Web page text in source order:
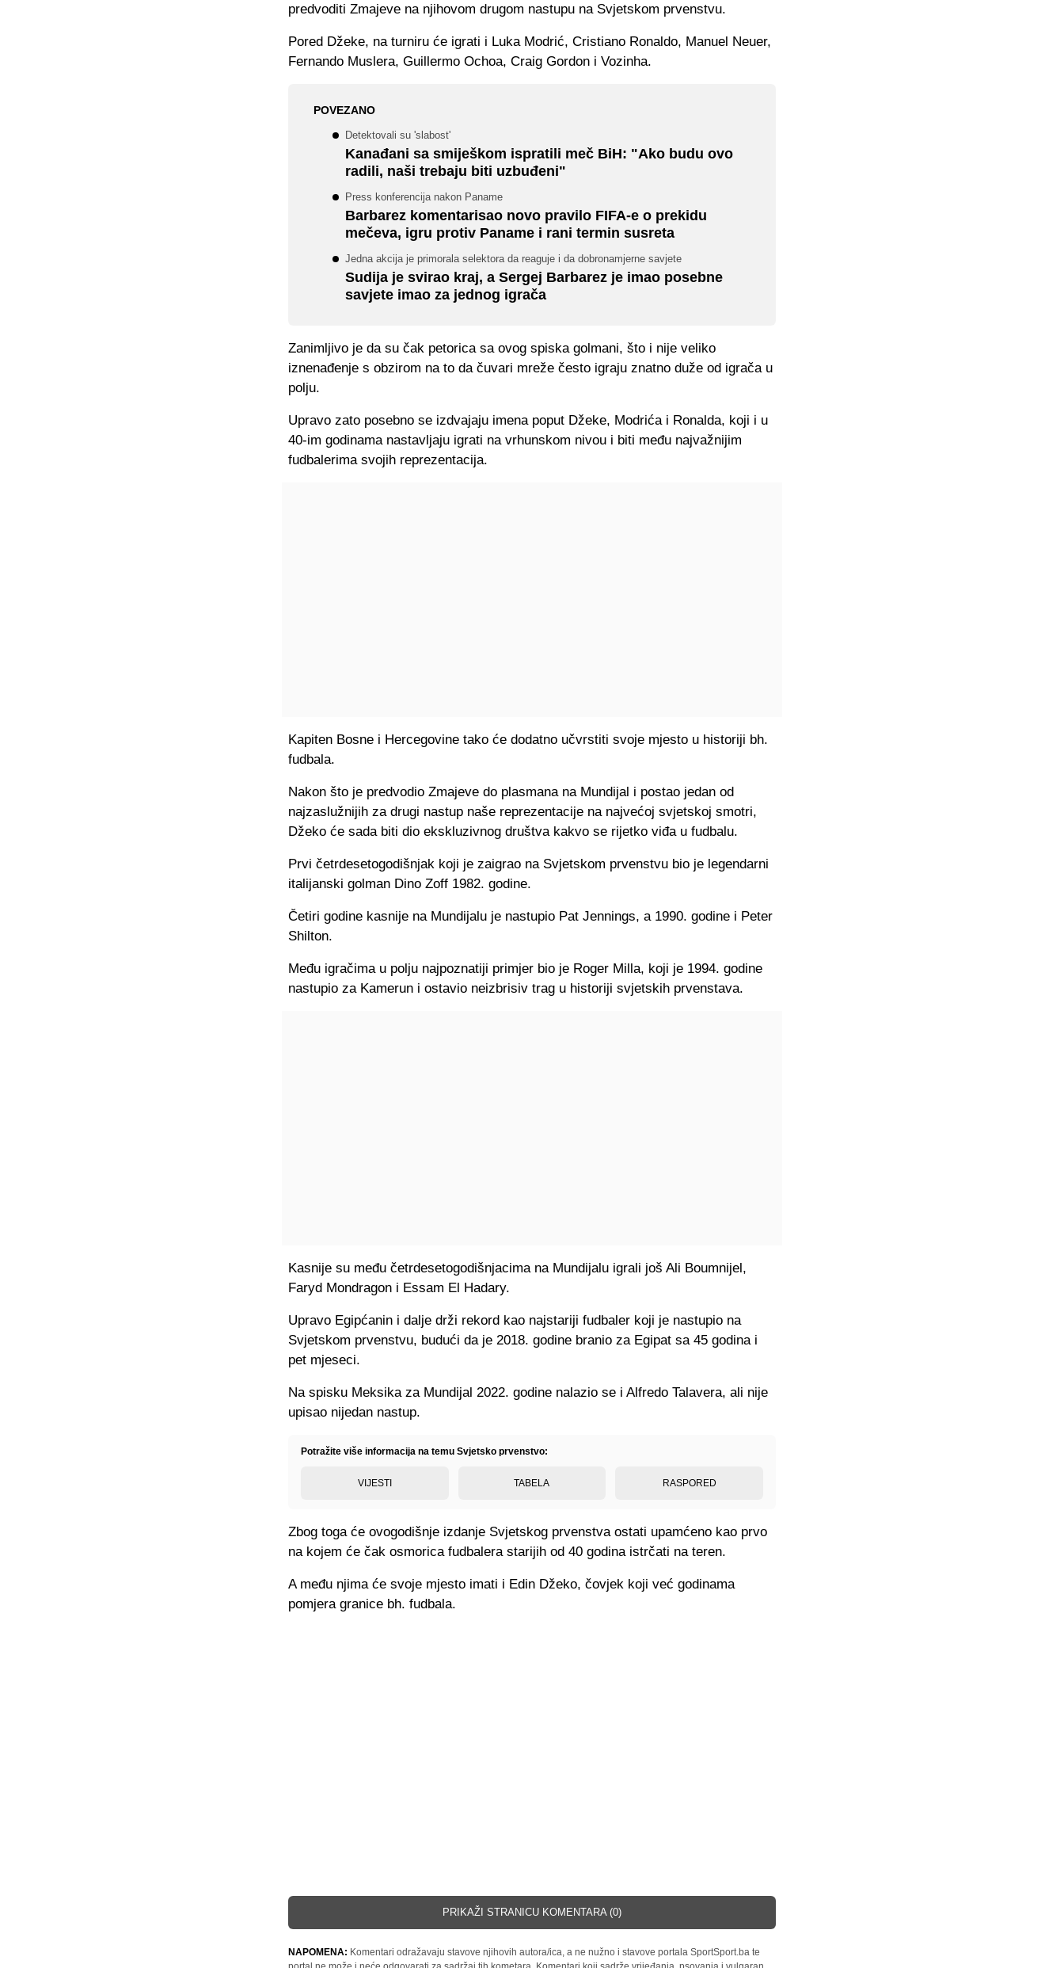
predvoditi Zmajeve na njihovom drugom nastupu na Svjetskom prvenstvu.
Pored Džeke, na turniru će igrati i Luka Modrić, Cristiano Ronaldo, Manuel Neuer,
Fernando Muslera, Guillermo Ochoa, Craig Gordon i Vozinha.
POVEZANO
Detektovali su 'slabost'
Kanađani sa smiješkom ispratili meč BiH: "Ako budu ovo
radili, naši trebaju biti uzbuđeni"
Press konferencija nakon Paname
Barbarez komentarisao novo pravilo FIFA-e o prekidu
mečeva, igru protiv Paname i rani termin susreta
Jedna akcija je primorala selektora da reaguje i da dobronamjerne savjete
Sudija je svirao kraj, a Sergej Barbarez je imao posebne
savjete imao za jednog igrača
Zanimljivo je da su čak petorica sa ovog spiska golmani, što i nije veliko
iznenađenje s obzirom na to da čuvari mreže često igraju znatno duže od igrača u
polju.
Upravo zato posebno se izdvajaju imena poput Džeke, Modrića i Ronalda, koji i u
40-im godinama nastavljaju igrati na vrhunskom nivou i biti među najvažnijim
fudbalerima svojih reprezentacija.
Kapiten Bosne i Hercegovine tako će dodatno učvrstiti svoje mjesto u historiji bh.
fudbala.
Nakon što je predvodio Zmajeve do plasmana na Mundijal i postao jedan od
najzaslužnijih za drugi nastup naše reprezentacije na najvećoj svjetskoj smotri,
Džeko će sada biti dio ekskluzivnog društva kakvo se rijetko viđa u fudbalu.
Prvi četrdesetogodišnjak koji je zaigrao na Svjetskom prvenstvu bio je legendarni
italijanski golman Dino Zoff 1982. godine.
Četiri godine kasnije na Mundijalu je nastupio Pat Jennings, a 1990. godine i Peter
Shilton.
Među igračima u polju najpoznatiji primjer bio je Roger Milla, koji je 1994. godine
nastupio za Kamerun i ostavio neizbrisiv trag u historiji svjetskih prvenstava.
Kasnije su među četrdesetogodišnjacima na Mundijalu igrali još Ali Boumnijel,
Faryd Mondragon i Essam El Hadary.
Upravo Egipćanin i dalje drži rekord kao najstariji fudbaler koji je nastupio na
Svjetskom prvenstvu, budući da je 2018. godine branio za Egipat sa 45 godina i
pet mjeseci.
Na spisku Meksika za Mundijal 2022. godine nalazio se i Alfredo Talavera, ali nije
upisao nijedan nastup.
Potražite više informacija na temu Svjetsko prvenstvo:
VIJESTI TABELA RASPORED
Zbog toga će ovogodišnje izdanje Svjetskog prvenstva ostati upamćeno kao prvo
na kojem će čak osmorica fudbalera starijih od 40 godina istrčati na teren.
A među njima će svoje mjesto imati i Edin Džeko, čovjek koji već godinama
pomjera granice bh. fudbala.
PRIKAŽI STRANICU KOMENTARA (0)
NAPOMENA: Komentari odražavaju stavove njihovih autora/ica, a ne nužno i stavove portala SportSport.ba te